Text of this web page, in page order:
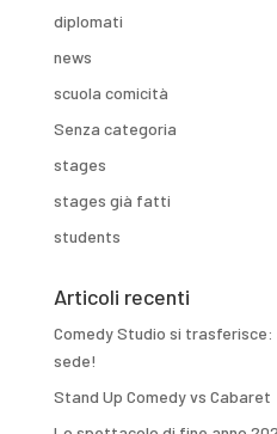
diplomati
news
scuola comicità
Senza categoria
stages
stages già fatti
students
Articoli recenti
Comedy Studio si
sede!
Stand Up Comedy vs Cabaret